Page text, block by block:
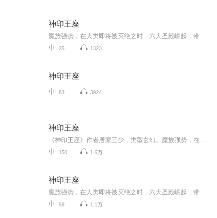
神印王座
25 1323
神印王座
83 3924
神印王座
150 1.6万
神印王座
58 1.1万